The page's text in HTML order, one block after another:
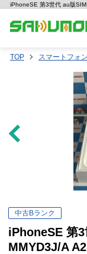
iPhoneSE 第3世代 au版
TOP スマートフォ
中古Bランク
iPhoneSE 第
MMYD3J/A